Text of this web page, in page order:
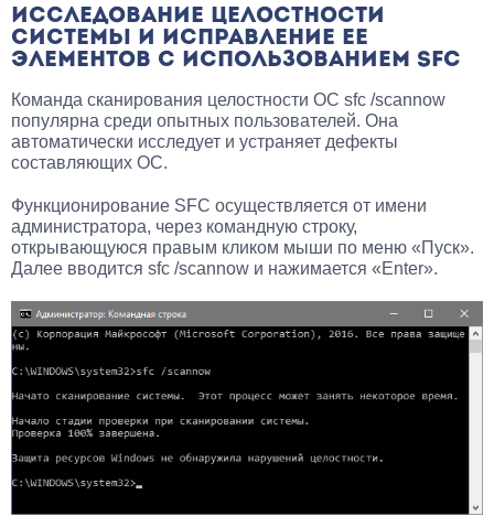
ИССЛЕДОВАНИЕ ЦЕЛОСТНОСТИ
СИСТЕМЫ И ИСПРАВЛЕНИЕ ЕЕ
ЭЛЕМЕНТОВ С ИСПОЛЬЗОВАНИЕМ SFC
Команда сканирования целостности ОС sfc /scannow
популярна среди опытных пользователей. Она
автоматически исследует и устраняет дефекты
составляющих ОС.
Функционирование SFC осуществляется от имени
администратора, через командную строку,
открывающуюся правым кликом мыши по меню «Пуск».
Далее вводится sfc /scannow и нажимается «Enter».